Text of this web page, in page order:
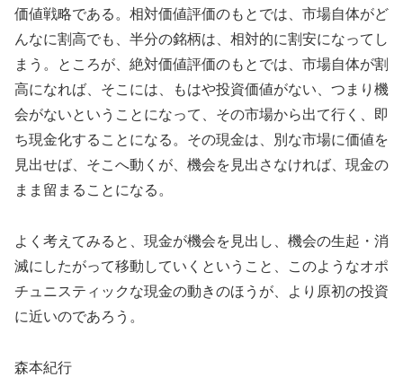
価値戦略である。相対価値評価のもとでは、市場自体がど
んなに割高でも、半分の銘柄は、相対的に割安になってし
まう。ところが、絶対価値評価のもとでは、市場自体が割
高になれば、そこには、もはや投資価値がない、つまり機
会がないということになって、その市場から出て行く、即
ち現金化することになる。その現金は、別な市場に価値を
見出せば、そこへ動くが、機会を見出さなければ、現金の
まま留まることになる。
よく考えてみると、現金が機会を見出し、機会の生起・消
滅にしたがって移動していくということ、このようなオポ
チュニスティックな現金の動きのほうが、より原初の投資
に近いのであろう。
森本紀行